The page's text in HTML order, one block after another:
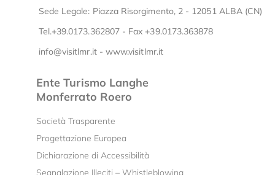
Sede Legale: Piazza Risorgimento, 2 - 12051 ALBA (CN)
Tel.+39.0173.362807 - Fax +39.0173.363878
info@visitlmr.it- www.visitlmr.it
Ente Turismo Langhe
Monferrato Roero
Società Trasparente
Progettazione Europea
Dichiarazione di Accessibilità
Segnalazione Illeciti – Whistleblowing